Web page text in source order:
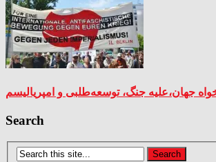
جهان،علیه جنگ، توسعه‌طلبی و امپریالیسم
Search